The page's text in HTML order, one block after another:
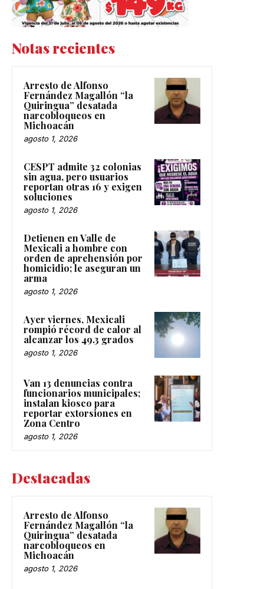
Notas recientes
Arresto de Alfonso
Fernández Magallón “la
Quiringua” desatada
narcobloqueos en
Michoacán
agosto 1, 2026
CESPT admite 32 colonias
sin agua, pero usuarios
reportan otras 16 y exigen
soluciones
agosto 1, 2026
Detienen en Valle de
Mexicali a hombre con
orden de aprehensión por
homicidio; le aseguran un
arma
agosto 1, 2026
Ayer viernes, Mexicali
rompió récord de calor al
alcanzar los 49.3 grados
agosto 1, 2026
Van 13 denuncias contra
funcionarios municipales;
instalan kiosco para
reportar extorsiones en
Zona Centro
agosto 1, 2026
Destacadas
Arresto de Alfonso
Fernández Magallón “la
Quiringua” desatada
narcobloqueos en
Michoacán
agosto 1, 2026